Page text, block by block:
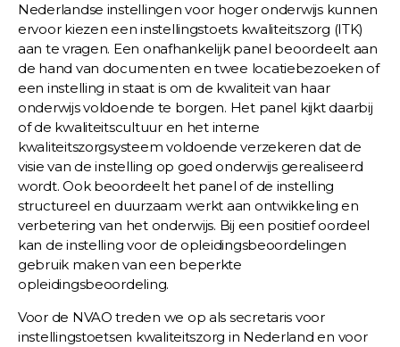
Nederlandse instellingen voor hoger onderwijs kunnen
ervoor kiezen een instellingstoets kwaliteitszorg (ITK)
aan te vragen. Een onafhankelijk panel beoordeelt aan
de hand van documenten en twee locatiebezoeken of
een instelling in staat is om de kwaliteit van haar
onderwijs voldoende te borgen. Het panel kijkt daarbij
of de kwaliteitscultuur en het interne
kwaliteitszorgsysteem voldoende verzekeren dat de
visie van de instelling op goed onderwijs gerealiseerd
wordt. Ook beoordeelt het panel of de instelling
structureel en duurzaam werkt aan ontwikkeling en
verbetering van het onderwijs. Bij een positief oordeel
kan de instelling voor de opleidingsbeoordelingen
gebruik maken van een beperkte
opleidingsbeoordeling.
Voor de NVAO treden we op als secretaris voor
instellingstoetsen kwaliteitszorg in Nederland en voor